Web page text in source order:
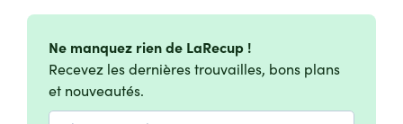
Ne manquez rien de LaRecup !
Recevez les dernières trouvailles, bons plans
et nouveautés.